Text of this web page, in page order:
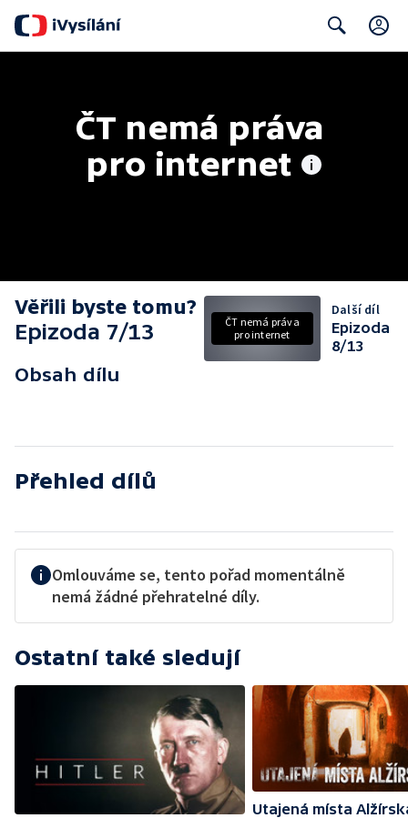
ČT nemá práva
pro internet
Věřili byste tomu?
Epizoda 7/13
Obsah dílu
ČT nemá práva
pro internet
Další díl
Epizoda
8/13
Přehled dílů
Omlouváme se, tento pořad momentálně
nemá žádné přehratelné díly.
Ostatní také sledují
Utajená místa